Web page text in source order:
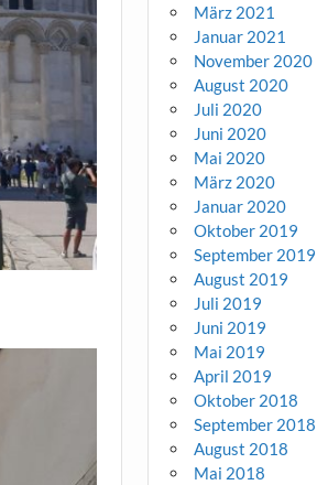
März 2021
Januar 2021
November 2020
August 2020
Juli 2020
Juni 2020
Mai 2020
März 2020
Januar 2020
Oktober 2019
September 2019
August 2019
Juli 2019
Juni 2019
Mai 2019
April 2019
Oktober 2018
September 2018
August 2018
Mai 2018